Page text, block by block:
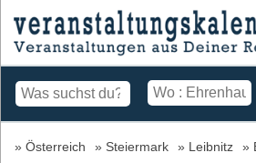
Österreich Steiermark Leibnitz